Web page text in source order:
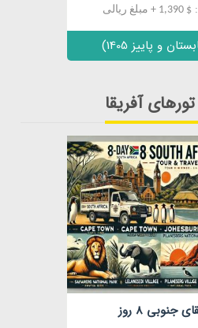
$ 1,390 + مبلغ ریالی
و پاییز 1405)
آفریقا
مشاهده
جنوبی 8 روز